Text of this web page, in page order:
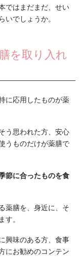
ではまだまだ、せい
いでしょうか。
を取り入れ
に応用したものが薬
う思われた方、安心
うものだけが薬膳で
節に合ったものを食
薬膳を、身近に、そ
す。
興味のある方、食事
にお勧めのコンテン